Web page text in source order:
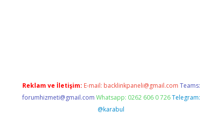
Reklam ve İletişim: E-mail: backlinkpaneli@gmail.com Teams:
forumhizmeti@gmail.com Whatsapp: 0262 606 0 726 Telegram:
@karabul